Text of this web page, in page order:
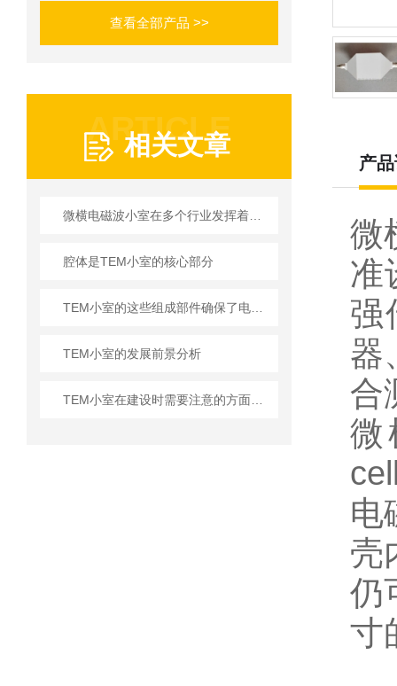
查看全部产品 >>
ARTICLE
相关文章
腔体是TEM小室的核心部分
TEM小室的发展前景分析
产
微
准
强
器
合
微
电
壳
仍
寸